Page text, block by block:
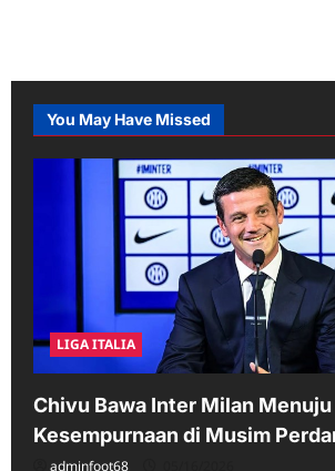
You May Have Missed
LIGA ITALIA
Chivu Bawa Inter Milan Menuju
Kesempurnaan di Musim
adminfoot68